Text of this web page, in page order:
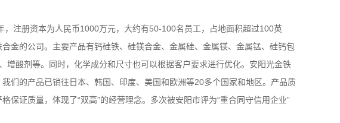
注册资本为人民币1000万元，大约有50-100名员工，占地面积超过100英
金的公司。主要产品有钙硅铁、硅镁合金、金属硅、金属镁、金属锰、硅钙包
增酸剂等。同时，化学成分和尺寸也可以根据客户要求进行优化。安阳光金铁
们的产品已销往日本、韩国、印度、美国和欧洲等20多个国家和地区。产品质
保证质量，体现了“双高”的经营理念。多次被安阳市评为“重合同守信用企业”